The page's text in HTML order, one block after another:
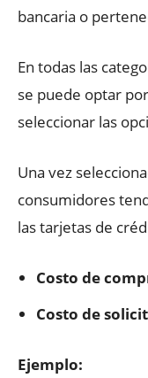
bancaria o
En todas las
se puede optar
seleccionar las
Una vez
consumidores
las tarjetas de
Costo de
Costo de
Ejemplo: